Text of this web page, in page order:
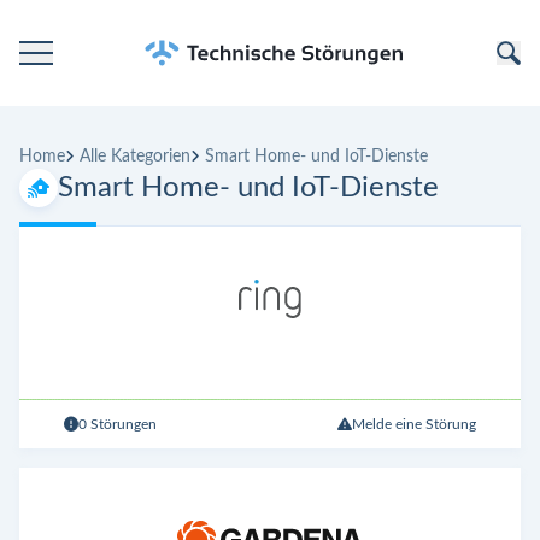
Kategorien
Home Alle Kategorien Smart Home- und IoT-Dienste
Smart Home- und IoT-Dienste
0 Störungen Melde eine Störung